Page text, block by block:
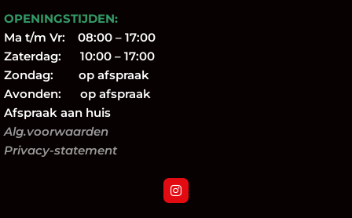
OPENINGSTIJDEN:
Ma t/m Vr: 08:00 – 17:00
Zaterdag: 10:00 – 17:00
Zondag: op afspraak
Avonden: op afspraak
Afspraak aan huis
Alg.voorwaarden
Privacy-statement